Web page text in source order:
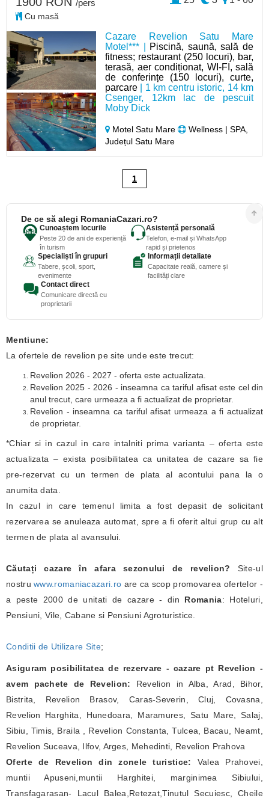
Cazare Revelion Satu Mare
Motel*** |
Piscină, saună, sală de
fitness; restaurant (250 locuri), bar,
terasă, aer condiționat, WI-FI, sală
de conferințe (150 locuri), curte,
parcare | 1 km centru istoric, 14 km
Csenger, 12km lac de pescuit
Moby Dick
Motel Satu Mare
Wellness | SPA,
Județul Satu Mare
/pers
Cu masă
1
De ce să alegi RomaniaCazari.ro?
Cunoaștem locurile
Peste 20 de ani de experiență
în turism
Asistență personală
Telefon, e-mail și WhatsApp
rapid și prietenos
Specialiști în grupuri
Tabere, școli, sport,
evenimente
Informații detaliate
Capacitate reală, camere și
facilități clare
Contact direct
Comunicare directă cu
proprietarii
Mentiune:
La ofertele de revelion pe site unde este trecut:
Revelion 2026 - 2027 - oferta este actualizata.
Revelion 2025 - 2026 - inseamna ca tariful afisat este cel din
anul trecut, care urmeaza a fi actualizat de proprietar.
Revelion - inseamna ca tariful afisat urmeaza a fi actualizat
de proprietar.
*Chiar si in cazul in care intalniti prima varianta – oferta este
actualizata – exista posibilitatea ca unitatea de cazare sa fie
pre-rezervat cu un termen de plata al acontului pana la o
anumita data.
In cazul in care temenul limita a fost depasit de solicitant
rezervarea se anuleaza automat, spre a fi oferit altui grup cu alt
termen de plata al avansului.
Căutați cazare în afara sezonului de revelion? Site-ul
nostruwww.romaniacazari.ro are ca scop promovarea ofertelor -
a peste 2000 de unitati de cazare - din Romania: Hoteluri,
Pensiuni, Vile, Cabane si Pensiuni Agroturistice.
Conditii de Utilizare Site;
Asiguram posibilitatea de rezervare - cazare pt Revelion -
avem pachete de Revelion: Revelion in Alba, Arad, Bihor,
Bistrita, Revelion Brasov, Caras-Severin, Cluj, Covasna,
Revelion Harghita, Hunedoara, Maramures, Satu Mare, Salaj,
Sibiu, Timis, Braila , Revelion Constanta, Tulcea, Bacau, Neamt,
Revelion Suceava, Ilfov, Arges, Mehedinti, Revelion Prahova
Oferte de Revelion din zonele turistice: Valea Prahovei,
muntii Apuseni,muntii Harghitei, marginimea Sibiului,
Transfagarasan- Lacul Balea,Retezat,Tinutul Secuiesc, Cheile